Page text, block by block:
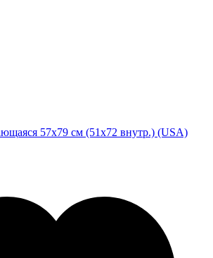
57х79 см (51х72 внутр.) (USA)